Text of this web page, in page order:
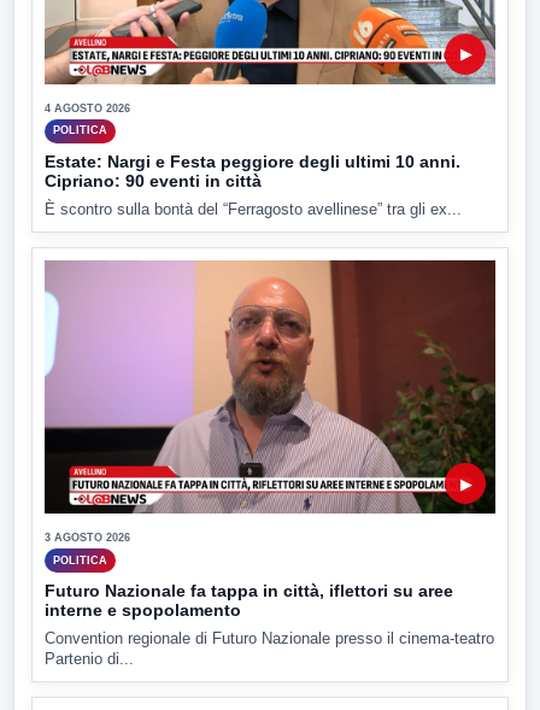
▶
4 AGOSTO 2026
POLITICA
Estate: Nargi e Festa peggiore degli ultimi 10 anni.
Cipriano: 90 eventi in città
È scontro sulla bontà del “Ferragosto avellinese” tra gli ex...
▶
3 AGOSTO 2026
POLITICA
Futuro Nazionale fa tappa in città, iflettori su aree
interne e spopolamento
Convention regionale di Futuro Nazionale presso il cinema-teatro
Partenio di...